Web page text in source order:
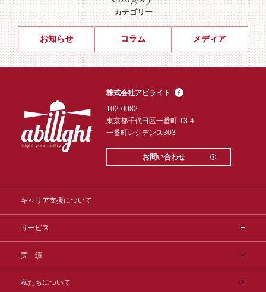
カテゴリー
お知らせ コラム メディア
株式会社アビライト
102-0082
東京都千代田区一番町 13-4
一番町レジデンス303
お問い合わせ
キャリア支援について
サービス
実 績
私たちについて